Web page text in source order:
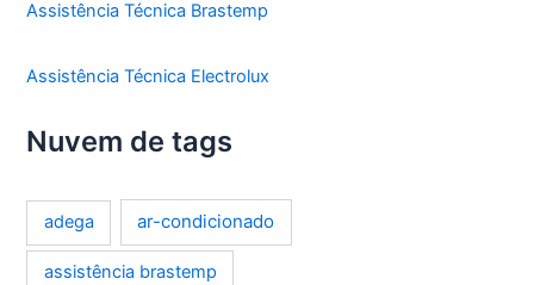
Assistência Técnica Brastemp
Assistência Técnica Electrolux
Nuvem de tags
adega ar-condicionado
assistência brastemp